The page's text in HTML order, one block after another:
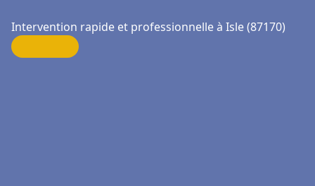
Intervention rapide et professionnelle à Isle (87170)